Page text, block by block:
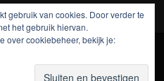
door WordPress
gebruik van cookies. Door verder te
het gebruik hiervan.
over cookiebeheer, bekijk je: